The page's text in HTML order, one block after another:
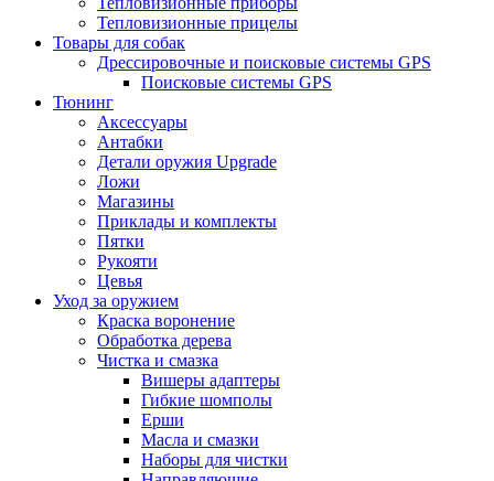
Тепловизионные прицелы
Товары для собак
Дрессировочные и поисковые системы GPS
Поисковые системы GPS
Тюнинг
Аксессуары
Антабки
Детали оружия Upgrade
Ложи
Магазины
Приклады и комплекты
Пятки
Рукояти
Цевья
Уход за оружием
Краска воронение
Обработка дерева
Чистка и смазка
Вишеры адаптеры
Гибкие шомполы
Ерши
Масла и смазки
Наборы для чистки